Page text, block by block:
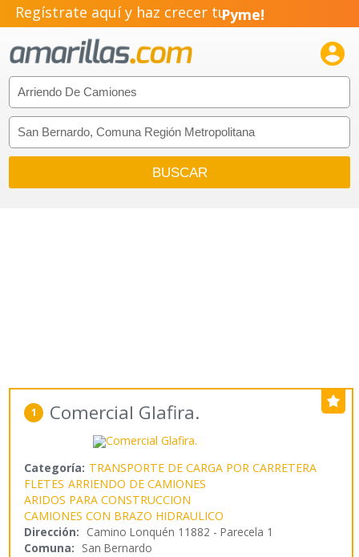
Regístrate aquí y haz crecer tuPyme!
Emprendimiento!

1 Comercial Glafira.
Categoría: TRANSPORTE DE CARGA POR CARRETERA
FLETES ARRIENDO DE CAMIONES
ARIDOS PARA CONSTRUCCION
CAMIONES CON BRAZO HIDRAULICO
Dirección: Camino Lonquén 11882 - Parecela 1
Comuna: San Bernardo